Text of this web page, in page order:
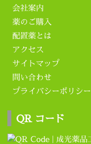
会社案内
薬のご購入
配置薬とは
アクセス
サイトマップ
問い合わせ
プライバシーポリシー
QR コード